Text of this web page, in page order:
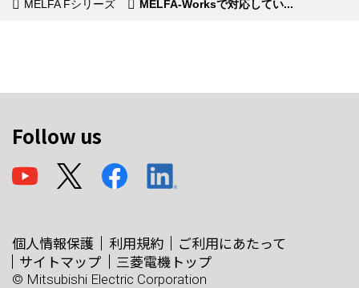
MELFA Fシリーズ
MELFA-Worksで対応してい...
Follow us
個人情報保護 利用規約
ご利用にあたって
サイトマップ
三菱電機トップ
© Mitsubishi Electric Corporation